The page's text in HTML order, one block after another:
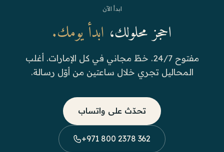
ابدأ الآن
احجز محلولك، ابدأ يومك.
مفتوح 24/7. خطّ مجاني في كل الإمارات. أغلب
المحاليل تجري خلال ساعتين من أوّل رسالة.
تحدّث على واتساب
+971 800 2378 362